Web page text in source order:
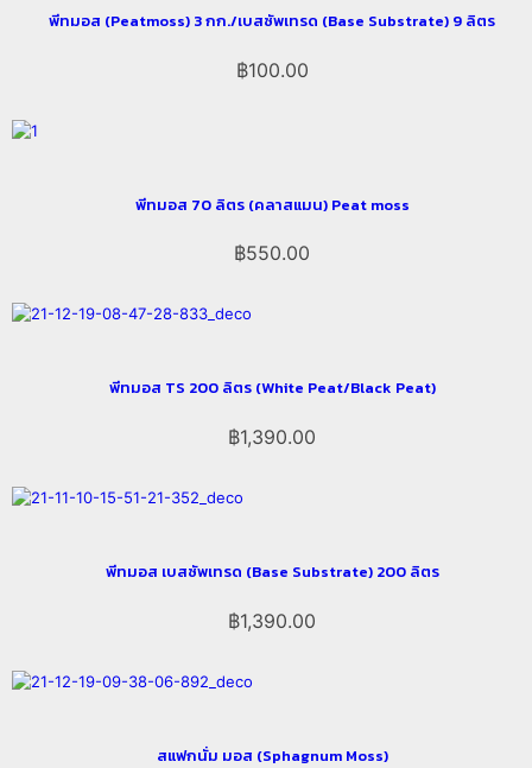
พีทมอส (Peatmoss) 3 กก./เบสซัพเทรด (Base Substrate) 9 ลิตร
฿100.00
พีทมอส 70 ลิตร (คลาสแมน) Peat moss
฿550.00
พีทมอส TS 200 ลิตร (White Peat/Black Peat)
฿1,390.00
พีทมอส เบสซัพเทรด (Base Substrate) 200 ลิตร
฿1,390.00
สแฟกนั่ม มอส (Sphagnum Moss)